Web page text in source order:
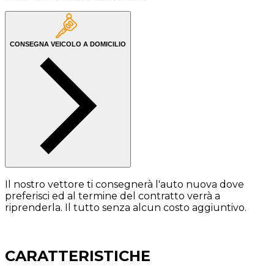
CONSEGNA VEICOLO A DOMICILIO
Il nostro vettore ti consegnerà l'auto nuova dove
preferisci ed al termine del contratto verrà a
riprenderla. Il tutto senza alcun costo aggiuntivo.
CARATTERISTICHE